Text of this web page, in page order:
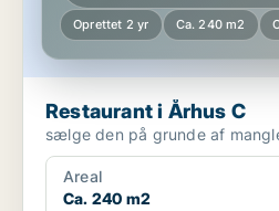
Oprettet 2 yr Ca. 240 m2
Restaurant i Århus C
sælge den på grunde af
Areal
Ca. 240 m2